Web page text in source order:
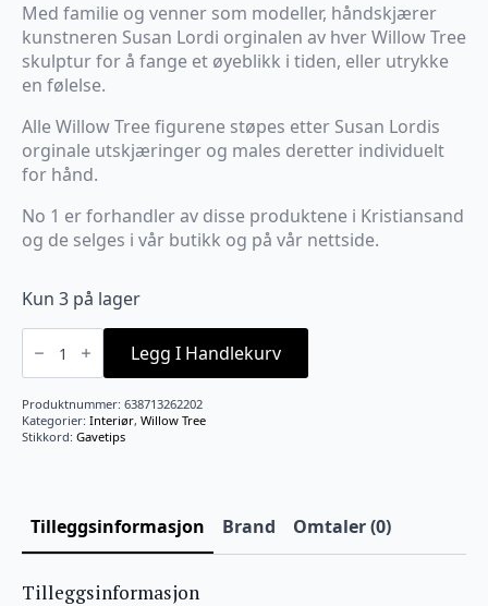
Med familie og venner som modeller, håndskjærer
kunstneren Susan Lordi orginalen av hver Willow Tree
skulptur for å fange et øyeblikk i tiden, eller utrykke
en følelse.
Alle Willow Tree figurene støpes etter Susan Lordis
orginale utskjæringer og males deretter individuelt
for hånd.
No 1 er forhandler av disse produktene i Kristiansand
og de selges i vår butikk og på vår nettside.
Kun 3 på lager
Truly
golden
antall
Legg I Handlekurv
Produktnummer: 638713262202
Kategorier: Interiør, Willow Tree
Stikkord: Gavetips
Tilleggsinformasjon Brand Omtaler (0)
Tilleggsinformasjon